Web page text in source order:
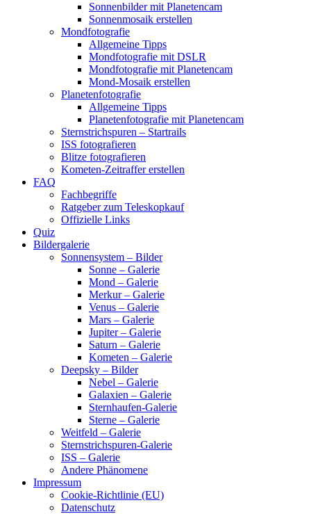
Sonnenbilder mit Planetencam
Sonnenmosaik erstellen
Mondfotografie
Allgemeine Tipps
Mondfotografie mit DSLR
Mondfotografie mit Planetencam
Mond-Mosaik erstellen
Planetenfotografie
Allgemeine Tipps
Planetenfotografie mit Planetencam
Sternstrichspuren – Startrails
ISS fotografieren
Blitze fotografieren
Kometen-Zeitraffer erstellen
FAQ
Fachbegriffe
Ratgeber zum Teleskopkauf
Offizielle Links
Quiz
Bildergalerie
Sonnensystem – Bilder
Sonne – Galerie
Mond – Galerie
Merkur – Galerie
Venus – Galerie
Mars – Galerie
Jupiter – Galerie
Saturn – Galerie
Kometen – Galerie
Deepsky – Bilder
Nebel – Galerie
Galaxien – Galerie
Sternhaufen-Galerie
Sterne – Galerie
Weitfeld – Galerie
Sternstrichspuren-Galerie
ISS – Galerie
Andere Phänomene
Impressum
Cookie-Richtlinie (EU)
Datenschutz